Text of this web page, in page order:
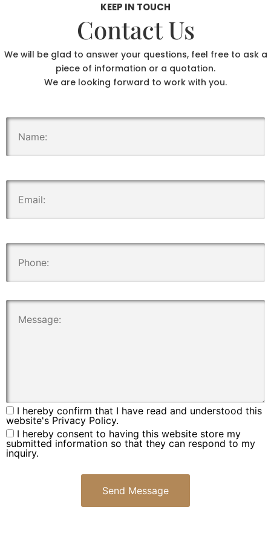
KEEP IN TOUCH
Contact Us
We will be glad to answer your questions, feel free to ask a
piece of information or a quotation.
We are looking forward to work with you.
I hereby confirm that I have read and understood this
website's Privacy Policy.
I hereby consent to having this website store my
submitted information so that they can respond to my
inquiry.